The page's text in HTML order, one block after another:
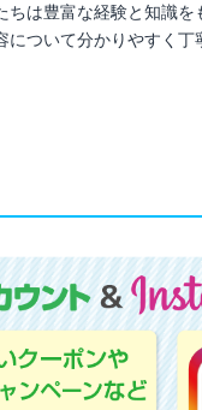
ちは豊富な経験と知識
について分かりやすく